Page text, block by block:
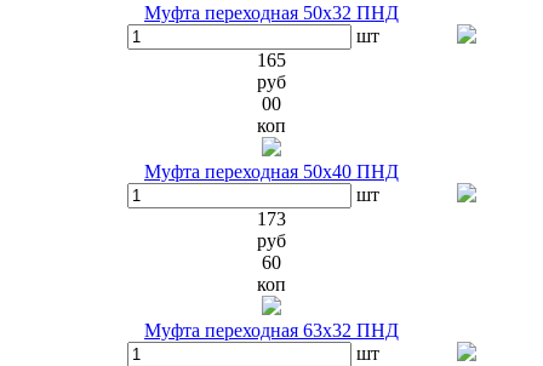
Муфта переходная 50х32 ПНД
шт
165
руб
00
коп
Муфта переходная 50х40 ПНД
шт
173
руб
60
коп
Муфта переходная 63х32 ПНД
шт